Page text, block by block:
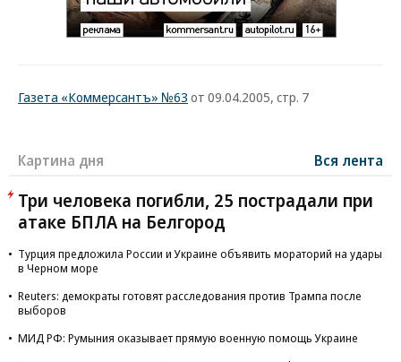
Газета «Коммерсантъ» №63 от 09.04.2005, стр. 7
Картина дня Вся лента
Три человека погибли, 25 пострадали при
атаке БПЛА на Белгород
Турция предложила России и Украине объявить мораторий на удары
в Черном море
Reuters: демократы готовят расследования против Трампа после
выборов
МИД РФ: Румыния оказывает прямую военную помощь Украине